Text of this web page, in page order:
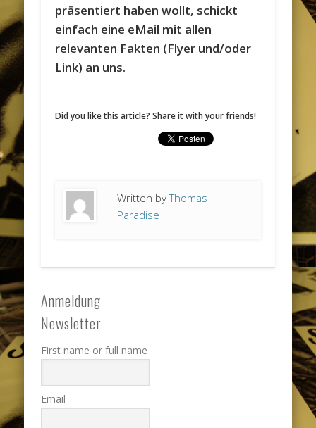
präsentiert haben wollt, schickt
einfach eine eMail mit allen
relevanten Fakten (Flyer und/oder
Link) an uns.
Did you like this article? Share it with your friends!
Written byThomas
Paradise
Anmeldung
Newsletter
First name or full name
Email